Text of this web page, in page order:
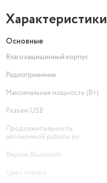
Характеристики
Основные
Влагозащищенный корпус
Радиоприемник
Максимальная мощность (Вт)
Разъем USB
Продолжительность
автономной работы (ч)
Версия Bluetooth
Цвет товара